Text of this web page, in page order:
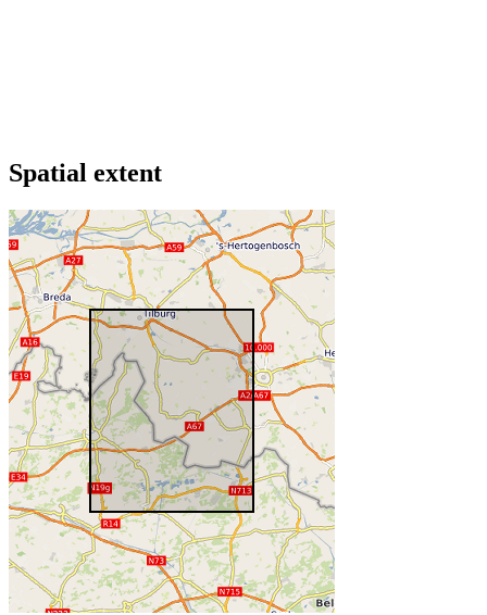
Spatial extent